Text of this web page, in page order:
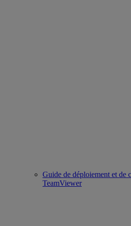
Guide de déploiement et de
TeamViewer